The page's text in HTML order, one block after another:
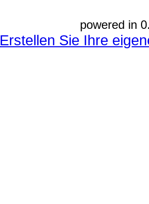
powered in
Erstellen Sie Ihre